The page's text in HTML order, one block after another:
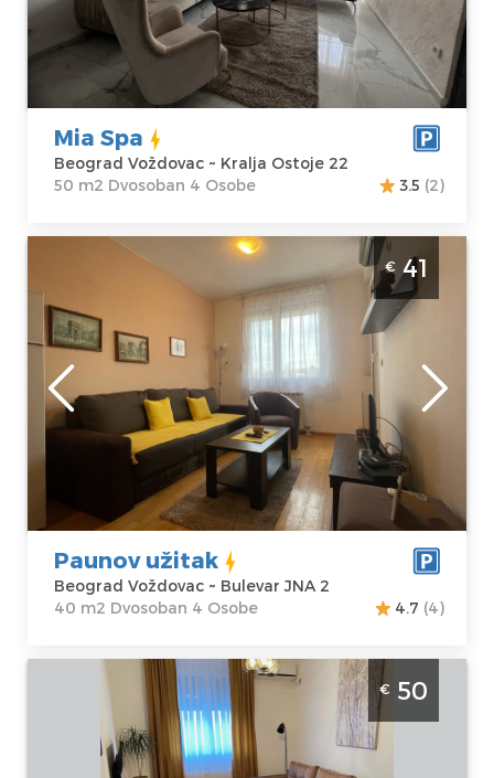
Adresa:Kralja
Ostoje 22
50 €
Struktura :
Dvosoban
Mia Spa
Beograd Voždovac ~ Kralja Ostoje 22
50 m2 Dvosoban 4 Osobe
3.5 (2)
Dvosoban Apartman Paunov užitak
Beograd Voždovac apartman za 3 osobe na
Banjici
Beograd
Lokacija:
Beograd
Voždovac
Adresa:
Bulevar
Cena41 €
Gosti:4
Kvadratura :
m2
Struktura :
Dvosoban
€ 41
Paunov užitak
Beograd Voždovac ~ Bulevar JNA 2
40 m2 Dvosoban 4 Osobe
4.7 (4)
Dvosoban Apartman Anci Beograd
Voždovac velicine 50m2 dostupan za
boravak do 4 osobe
Beograd
€ 50